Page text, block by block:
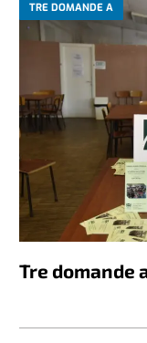
TRE DOMANDE A
Tre domande